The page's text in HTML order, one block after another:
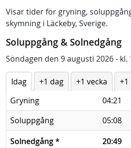
Visar tider för gryning,
skymning i Läckeby, Sverige.
Soluppgång & Solnedgång
Söndagen den 9 augusti 2026 - kl.
Idag +1 dag +1 vecka
+1
Gryning
04:21
Soluppgång
05:08
Solnedgång* 20:49